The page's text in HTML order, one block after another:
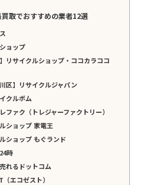
買取でおすすめの業者12選
ョップ
リサイクルショップ・ココカラココ
区】リサイクルジャパン
クルボム
ファク（トレジャーファクトリー）
ショップ 家電王
ショップ もぐランド
時
れるドットコム
エコゼスト）